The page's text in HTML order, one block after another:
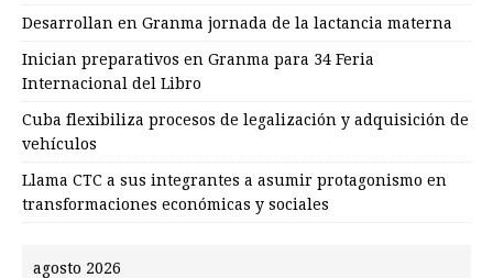
Desarrollan en Granma jornada de la lactancia materna
Inician preparativos en Granma para 34 Feria
Internacional del Libro
Cuba flexibiliza procesos de legalización y adquisición de
vehículos
Llama CTC a sus integrantes a asumir protagonismo en
transformaciones económicas y sociales
agosto 2026